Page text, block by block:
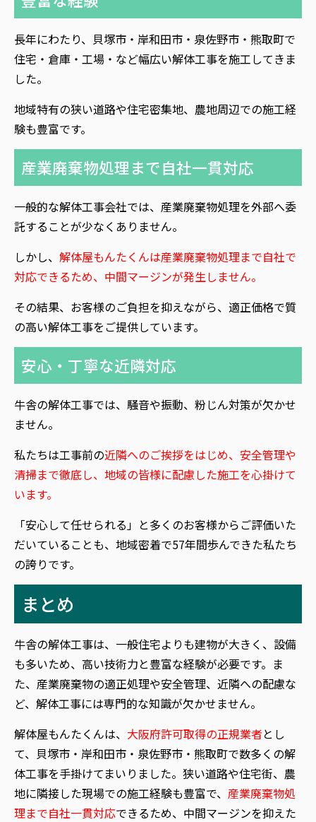
長年にわたり、貝塚市・岸和田市・泉佐野市・熊取町で
住宅・倉庫・工場・など幅広い解体工事を施工してきま
した。
地域特有の狭い道路や住宅密集地、農地周辺での施工経
験も豊富です。
産業廃棄物処理まで自社一貫対応
一般的な解体工事会社では、産業廃棄物処理を外部へ委
託することが少なくありません。
しかし、 解体屋もんたくんは産業廃棄物処理まで自社で
対応できるため、中間マージンが発生しません。
その結果、お客様のご負担を抑えながら、適正価格で質
の高い解体工事をご提供しています。
安心・丁寧な近隣対応
牛舎の解体工事では、騒音や振動、粉じん対策が欠かせ
ません。
私たちは工事前の近隣へのご挨拶をはじめ、安全管理や
清掃まで徹底し、地域の皆様に配慮した施工を心掛けて
います。
「安心して任せられる」と多くのお客様からご評価いた
だいていることも、地域密着で57年間歩んできた私たち
の誇りです。
まとめ
牛舎の解体工事は、一般住宅よりも建物が大きく、設備
も多いため、高い技術力と豊富な経験が必要です。ま
た、産業廃棄物の適正処理や安全管理、近隣への配慮な
ど、解体工事には専門的な知識が欠かせません。
解体屋もんたくんは、 大阪府許可取得の正規業者とし
て、 貝塚市・岸和田市・泉佐野市・熊取町で数多くの解
体工事を手掛けてまいりました。狭い道路や住宅街、農
地に隣接した現場での施工経験も豊富で、 産業廃棄物処
理まで自社一貫対応できるため、中間マージンを抑えた